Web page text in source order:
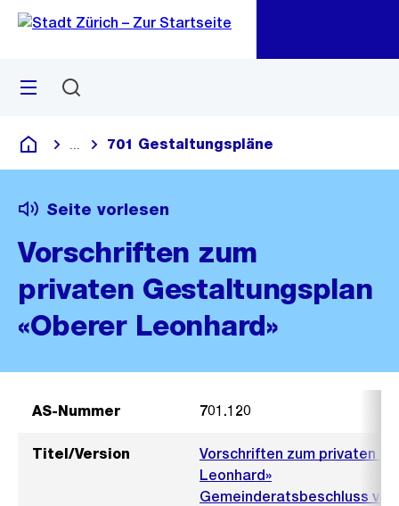
Navigation
Sprunglink
Menü
Deutsch
Blende alle Breadcrumbs ein
701 Gestaltungspläne
Seite vorlesen
Vorschriften zum
privaten Gestaltungsplan
«Oberer Leonhard»
AS-Nummer 701.120
Titel/Version
Vorschriften zum privaten
Leonhard»
Gemeinderatsbeschluss